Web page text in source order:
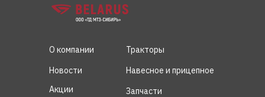
Акции
Новости
Запчасти
Навесное и прицепное
Тракторы
О компании